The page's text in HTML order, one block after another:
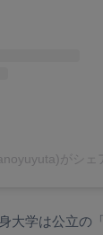
がシェ
大学は公立の「